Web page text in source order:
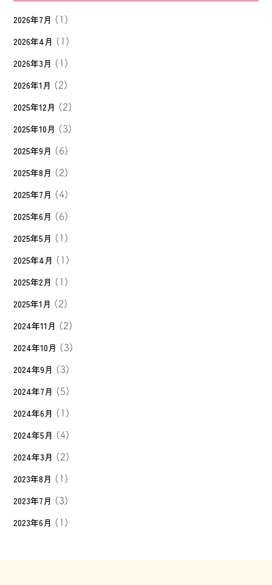
2026年7月 (1)
2026年4月 (1)
2026年3月 (1)
2026年1月 (2)
2025年12月 (2)
2025年10月 (3)
2025年9月 (6)
2025年8月 (2)
2025年7月 (4)
2025年6月 (6)
2025年5月 (1)
2025年4月 (1)
2025年2月 (1)
2025年1月 (2)
2024年11月 (2)
2024年10月 (3)
2024年9月 (3)
2024年7月 (5)
2024年6月 (1)
2024年5月 (4)
2024年3月 (2)
2023年8月 (1)
2023年7月 (3)
2023年6月 (1)